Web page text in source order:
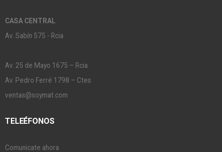
CASA CENTRAL
Av. Sabín 575 - Rcia
Av. 25 de Mayo 1675 – Rcia
Av. Pedro Ferré 1798 – Ctes
ventas@soymat.com
TELEÉFONOS
Comunicate ahora